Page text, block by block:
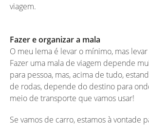
viagem.
Fazer e organizar a mala
O meu lema é levar o mínimo, mas
Fazer uma mala de viagem depende
para pessoa, mas, acima de tudo,
de rodas, depende do destino para
meio de transporte que vamos usar!
Se vamos de carro, estamos à vontade